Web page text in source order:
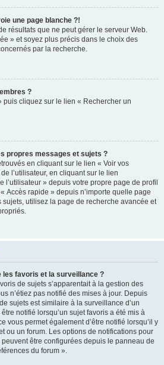
une page blanche ?!
résultats que ne peut gérer le serveur Web.
» et soyez plus précis dans le choix des
par la recherche.
?
puis cliquez sur le lien « Rechercher un
propres messages et sujets ?
en cliquant sur le lien « Voir vos
l’utilisateur, en cliquant sur le lien
l’utilisateur » depuis votre propre page de profil
Accès rapide » depuis n’importe quelle page
sujets, utilisez la page de recherche avancée et
les favoris et la surveillance ?
de sujets s’apparentait à la gestion des
n’étiez pas notifié des mises à jour. Depuis
sujets est similaire à la surveillance d’un
notifié lorsqu’un sujet favoris a été mis à
vous permet également d’être notifié lorsqu’il y
ou un forum. Les options de notifications pour
être configurées depuis le panneau de
du forum ».